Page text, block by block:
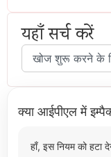
यहाँ सर्च करें
क्या आईपीएल में
हाँ, इस नियम को हटा